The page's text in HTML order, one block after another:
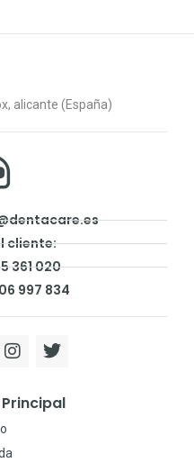
alicante (España)
cliente:
361 020
997 834